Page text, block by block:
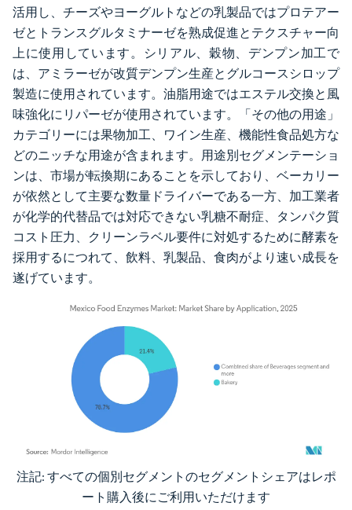
活用し、チーズやヨーグルトなどの乳製品ではプロテアー
ゼとトランスグルタミナーゼを熟成促進とテクスチャー向
上に使用しています。シリアル、穀物、デンプン加工で
は、アミラーゼが改質デンプン生産とグルコースシロップ
製造に使用されています。油脂用途ではエステル交換と風
味強化にリパーゼが使用されています。「その他の用途」
カテゴリーには果物加工、ワイン生産、機能性食品処方な
どのニッチな用途が含まれます。用途別セグメンテーショ
ンは、市場が転換期にあることを示しており、ベーカリー
が依然として主要な数量ドライバーである一方、加工業者
が化学的代替品では対応できない乳糖不耐症、タンパク質
コスト圧力、クリーンラベル要件に対処するために酵素を
採用するにつれて、飲料、乳製品、食肉がより速い成長を
遂げています。
画像 © Mordor Intelligence。再利用にはCC BY 4.0の表示が必要です。
注記: すべての個別セグメントのセグメントシェアはレポ
ート購入後にご利用いただけます